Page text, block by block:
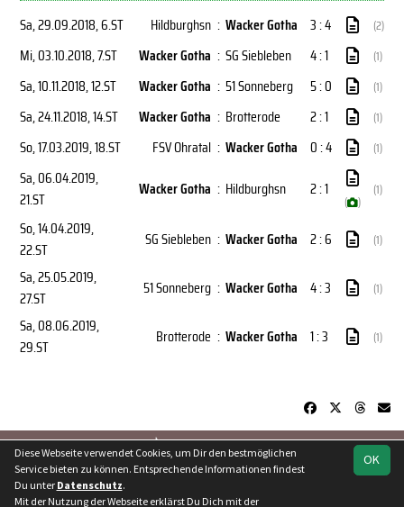
Sa, 29.09.2018, 6.ST Hildburghsn : Wacker Gotha 3 : 4 (2)
Mi, 03.10.2018, 7.ST Wacker Gotha : SG Siebleben 4 : 1 (1)
Sa, 10.11.2018, 12.ST Wacker Gotha : 51 Sonneberg 5 : 0 (1)
Sa, 24.11.2018, 14.ST Wacker Gotha : Brotterode 2 : 1 (1)
So, 17.03.2019, 18.ST FSV Ohratal : Wacker Gotha 0 : 4 (1)
Sa, 06.04.2019,
21.ST
Wacker Gotha : Hildburghsn 2 : 1
( )
(1)
So, 14.04.2019,
22.ST
SG Siebleben : Wacker Gotha 2 : 6 (1)
Sa, 25.05.2019,
27.ST
51 Sonneberg : Wacker Gotha 4 : 3 (1)
Sa, 08.06.2019,
29.ST
Brotterode : Wacker Gotha 1 : 3 (1)
soccero.de
Besucherstatistik
OK
Diese Webseite verwendet Cookies, um Dir den bestmöglichen
Service bieten zu können. Entsprechende Informationen findest
Du unter Datenschutz.
Mit der Nutzung der Webseite erklärst Du Dich mit der